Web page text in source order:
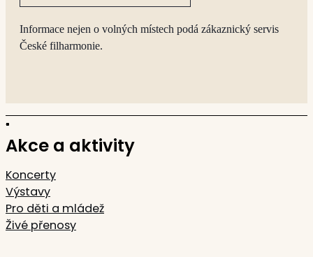
Informace nejen o volných místech podá zákaznický servis
České filharmonie.
Akce a aktivity
Koncerty
Výstavy
Pro děti a mládež
Živé přenosy